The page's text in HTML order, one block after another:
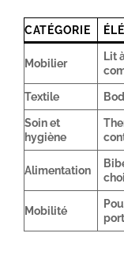
CATÉGORIE
Mobilier
Lit
Textile
Soin et
hygiène
Alimentation
Mobilité